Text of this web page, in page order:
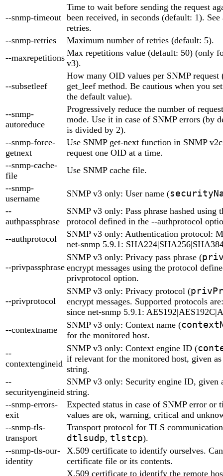
--snmp-timeout
Time to wait before sending the request
been received, in seconds (default: 1).
retries.
--snmp-retries
Maximum number of retries (default: 5).
--maxrepetitions Max repetitions value (default: 50) (only
v3).
--subsetleef
How many OID values per SNMP
get_leef method. Be cautious when you
the default value).
--snmp-
autoreduce
Progressively reduce the number of
mode. Use it in case of SNMP errors (by
is divided by 2).
--snmp-force-
getnext
Use SNMP get-next function in SNMP
request one OID at a time.
--snmp-cache-
file
Use SNMP cache file.
--snmp-
username
SNMP v3 only: User name (
--
authpassphrase
SNMP v3 only: Pass phrase hashed using
protocol defined in the --authprotocol
--authprotocol
SNMP v3 only: Authentication protocol:
net-snmp 5.9.1:
--privpassphrase
SNMP v3 only: Privacy pass phrase (
encrypt messages using the protocol
privprotocol option.
--privprotocol
SNMP v3 only: Privacy protocol (
encrypt messages. Supported protocols
since net-snmp 5.9.1:
--contextname
SNMP v3 only: Context name (
for the monitored host.
--
contextengineid
SNMP v3 only: Context engine ID (
if relevant for the monitored host, given
string.
--
securityengineid
SNMP v3 only: Security engine ID, given
string.
--snmp-errors-
exit
Expected status in case of SNMP error or
values are ok, warning, critical and
--snmp-tls-
transport
Transport protocol for TLS
dtlsudp, tlstcp).
--snmp-tls-our-
identity
X.509 certificate to identify ourselves.
certificate file or its contents.
X.509 certificate to identify the remote